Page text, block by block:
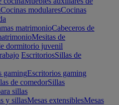
Cocinas modularesCocinas
matrimonioCabeceros de
Mesitas de
dormitorio juvenil
EscritoriosSillas de
gamingEscritorios gaming
de comedorSillas
sillas
y sillasMesas extensiblesMesas